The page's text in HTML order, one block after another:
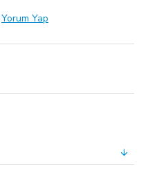
Yorum Yap